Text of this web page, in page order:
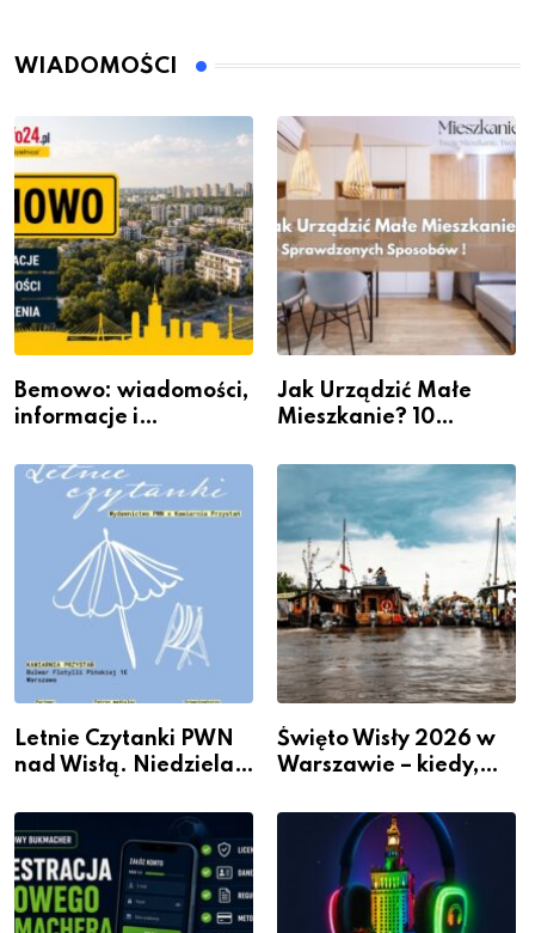
WIADOMOŚCI
Bemowo: wiadomości,
informacje i
Jak Urządzić Małe
Mieszkanie? 10
Przestrzeni Bez
Kosztownego Remontu
Letnie Czytanki PWN
nad Wisłą. Niedziela z
dla siebie
Święto Wisły 2026 w
Warszawie – kiedy,
działo 2 sierpnia